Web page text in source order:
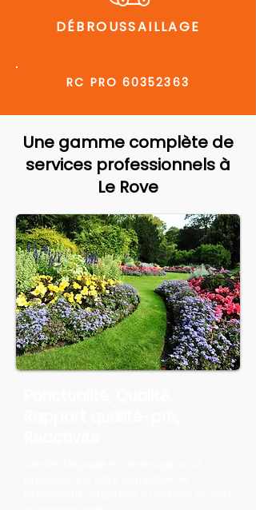
DÉBROUSSAILLAGE
RC PRO 60352363
Une gamme complète de
services professionnels à
Le Rove